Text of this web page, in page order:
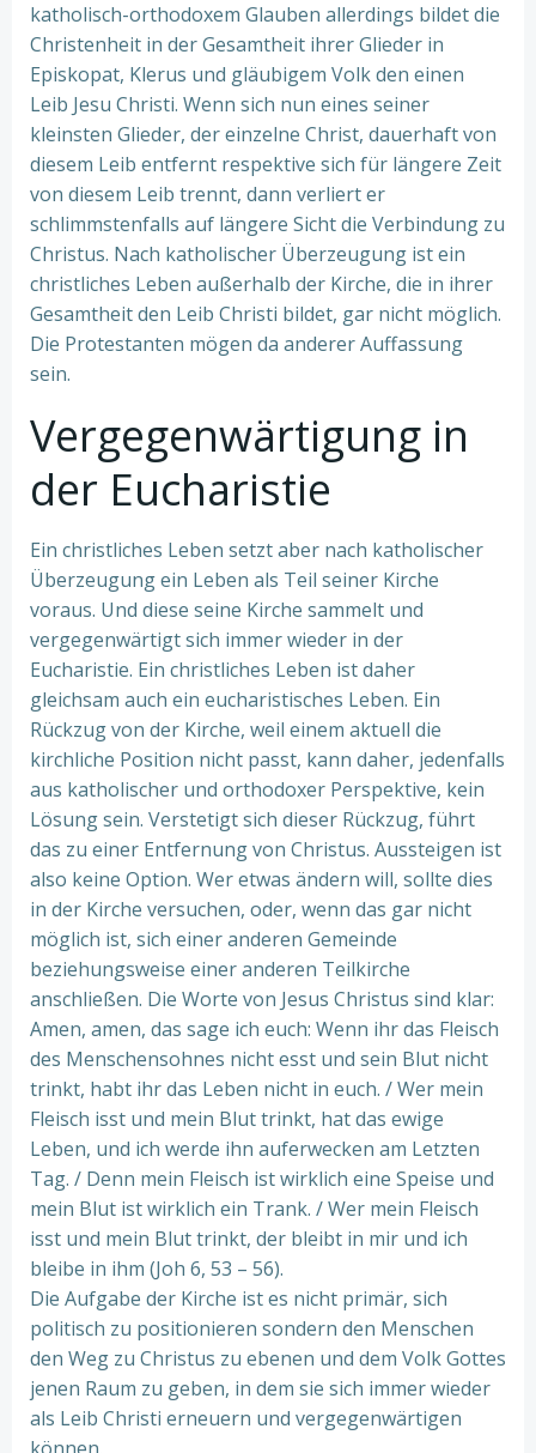
katholisch-orthodoxem Glauben allerdings bildet die
Christenheit in der Gesamtheit ihrer Glieder in
Episkopat, Klerus und gläubigem Volk den einen
Leib Jesu Christi. Wenn sich nun eines seiner
kleinsten Glieder, der einzelne Christ, dauerhaft von
diesem Leib entfernt respektive sich für längere Zeit
von diesem Leib trennt, dann verliert er
schlimmstenfalls auf längere Sicht die Verbindung zu
Christus. Nach katholischer Überzeugung ist ein
christliches Leben außerhalb der Kirche, die in ihrer
Gesamtheit den Leib Christi bildet, gar nicht möglich.
Die Protestanten mögen da anderer Auffassung
sein.
Vergegenwärtigung in
der Eucharistie
Ein christliches Leben setzt aber nach katholischer
Überzeugung ein Leben als Teil seiner Kirche
voraus. Und diese seine Kirche sammelt und
vergegenwärtigt sich immer wieder in der
Eucharistie. Ein christliches Leben ist daher
gleichsam auch ein eucharistisches Leben. Ein
Rückzug von der Kirche, weil einem aktuell die
kirchliche Position nicht passt, kann daher, jedenfalls
aus katholischer und orthodoxer Perspektive, kein
Lösung sein. Verstetigt sich dieser Rückzug, führt
das zu einer Entfernung von Christus. Aussteigen ist
also keine Option. Wer etwas ändern will, sollte dies
in der Kirche versuchen, oder, wenn das gar nicht
möglich ist, sich einer anderen Gemeinde
beziehungsweise einer anderen Teilkirche
anschließen. Die Worte von Jesus Christus sind klar:
Amen, amen, das sage ich euch: Wenn ihr das Fleisch
des Menschensohnes nicht esst und sein Blut nicht
trinkt, habt ihr das Leben nicht in euch. / Wer mein
Fleisch isst und mein Blut trinkt, hat das ewige
Leben, und ich werde ihn auferwecken am Letzten
Tag. / Denn mein Fleisch ist wirklich eine Speise und
mein Blut ist wirklich ein Trank. / Wer mein Fleisch
isst und mein Blut trinkt, der bleibt in mir und ich
bleibe in ihm (Joh 6, 53 – 56).
Die Aufgabe der Kirche ist es nicht primär, sich
politisch zu positionieren sondern den Menschen
den Weg zu Christus zu ebenen und dem Volk Gottes
jenen Raum zu geben, in dem sie sich immer wieder
als Leib Christi erneuern und vergegenwärtigen